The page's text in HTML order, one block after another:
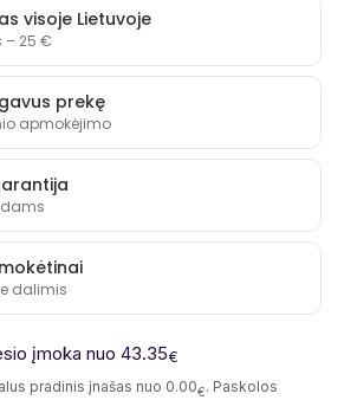
kiekįvisoje Lietuvoje
– 25 €
prekę
apmokėjimo
dalimis
įmoka nuo 43.35€
pradinis įnašas nuo 0.00€. Paskolos